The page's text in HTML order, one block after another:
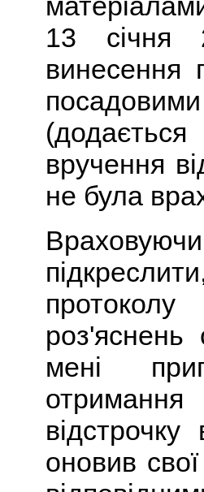
13 січня
винесення
вручення
не була
роз'яснень
мені
отримання
відстрочку
оновив